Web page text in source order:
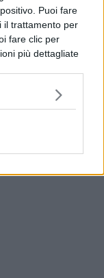
Puoi fare
il trattamento per
fare clic per
più dettagliate
hai il diritto di
si
su questo sito o
.
all’acqua tra